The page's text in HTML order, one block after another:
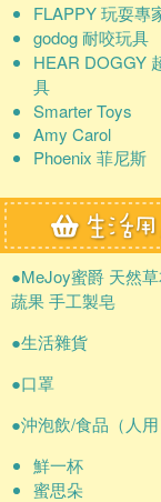
FLAPPY 玩耍專
godog 耐咬玩具
HEAR DOGGY
具
Smarter Toys
Amy Carol
Phoenix 菲尼斯
●MeJoy蜜爵 天然
蔬果 手工製皂
●生活雜貨
●口罩
●沖泡飲/食品（人用
鮮一杯
蜜思朵